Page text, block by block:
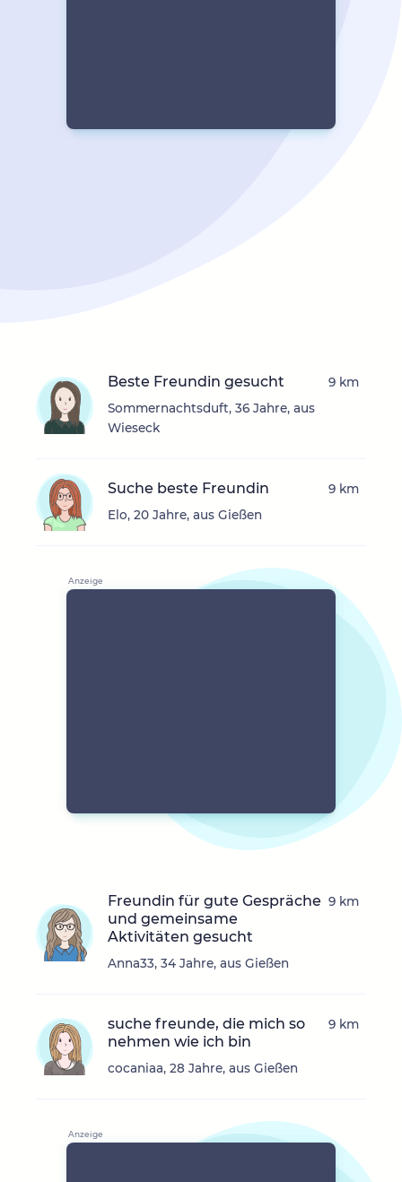
Beste Freundin gesucht
Sommernachtsduft, 36 Jahre, aus
Wieseck
9 km
Suche beste Freundin
Elo, 20 Jahre, aus Gießen
9 km
Freundin für gute Gespräche
und gemeinsame
Aktivitäten gesucht
Anna33, 34 Jahre, aus Gießen
9 km
suche freunde, die mich so
nehmen wie ich bin
cocaniaa, 28 Jahre, aus Gießen
9 km